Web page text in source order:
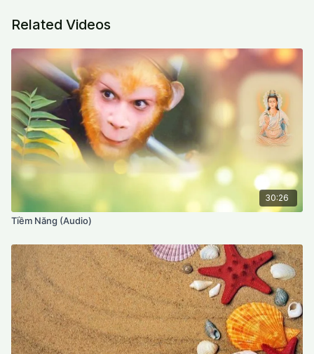
Related Videos
30:26
Tiềm Năng (Audio)